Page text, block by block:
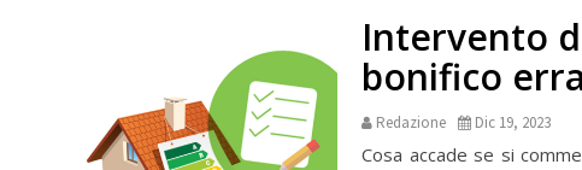
Intervento
bonifico
Redazione Dic 19, 2023
Cosa accade se si